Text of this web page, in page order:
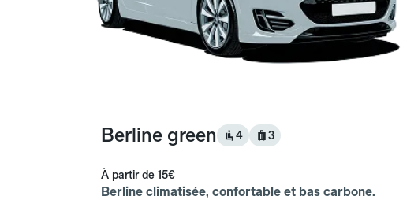
Berline green 4 3
À partir de 15€
Berline climatisée, confortable et bas carbone.